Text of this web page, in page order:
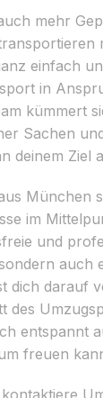
mehr
einfach
in
kümmert
Sachen
deinem Ziel
München
im
und
auch
dich darauf
des
entspannt
freuen